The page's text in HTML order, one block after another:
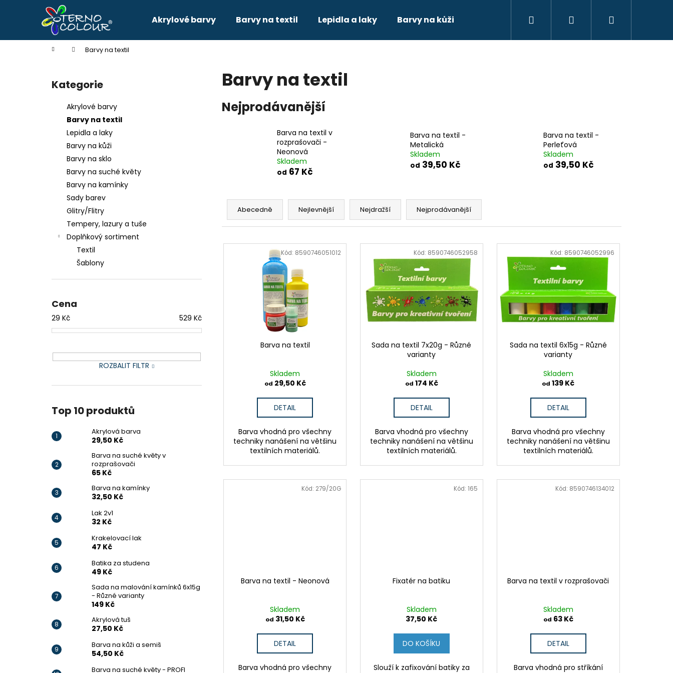
Akrylové barvy Barvy na textil Lepidla a laky Barvy na kůži Barvy na sklo Barvy na suché květy
Přihlášení
Domů Barvy na textil
Přeskočit
kategorie
Kategorie
Akrylové barvy
Barvy na textil
Lepidla a laky
Barvy na kůži
Barvy na sklo
Barvy na suché květy
Barvy na kamínky
Sady barev
Glitry/Flitry
Tempery, lazury a tuše
Doplňkový sortiment
Textil
Šablony
Cena
29 Kč 529 Kč
ROZBALIT FILTR
Top 10 produktů
Akrylová barva
29,50 Kč
Barva na suché květy v
rozprašovači
65 Kč
Barva na kamínky
32,50 Kč
Lak 2v1
32 Kč
Krakelovací lak
47 Kč
Batika za studena
49 Kč
Sada na malování kamínků 6x15g
- Různé varianty
149 Kč
Akrylová tuš
27,50 Kč
Barva na kůži a semiš
54,50 Kč
Barva na suché květy - PROFI
Barvy na textil
Nejprodávanější
Barva na textil v
rozprašovači -
Neonová
Skladem
od 67 Kč
Barva na textil -
Metalická
Skladem
od 39,50 Kč
Barva na textil -
Perleťová
Skladem
od 39,50 Kč
Ř
z
Abecedně Nejlevnější Nejdražší Nejprodávanější
V
Barva na textil
Skladem
od 29,50 Kč
DETAIL
Barva vhodná pro všechny
techniky nanášení na většinu
textilních materiálů.
Kód: 8590746051012
Sada na textil 7x20g - Různé
varianty
Skladem
od 174 Kč
DETAIL
Barva vhodná pro všechny
techniky nanášení na většinu
textilních materiálů.
Kód: 8590746052958
Sada na textil 6x15g - Různé
varianty
Skladem
od 139 Kč
DETAIL
Barva vhodná pro všechny
techniky nanášení na většinu
textilních materiálů.
Kód: 8590746052996
Barva na textil - Neonová
Skladem
od 31,50 Kč
DETAIL
Barva vhodná pro všechny
Kód: 279/20G
Fixatér na batiku
Skladem
37,50 Kč
DO KOŠÍKU
Slouží k zafixování batiky za
Kód: 165
Barva na textil v rozprašovači
Skladem
od 63 Kč
DETAIL
Barva vhodná pro stříkání
Kód: 8590746134012
í
Zpět
do
Zpět
do
Doporučujeme
AKRYLOVÁ BARVA
29,50 Kč
BARVA NA SUCHÉ KVĚTY V
BARVA NA KAMÍNKY